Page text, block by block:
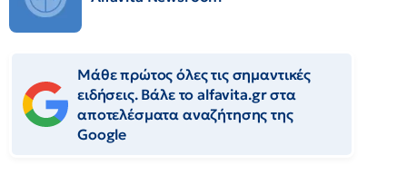
Μάθε πρώτος όλες τις σημαντικές
ειδήσεις. Βάλε το alfavita.gr στα
αποτελέσματα αναζήτησης της
Google